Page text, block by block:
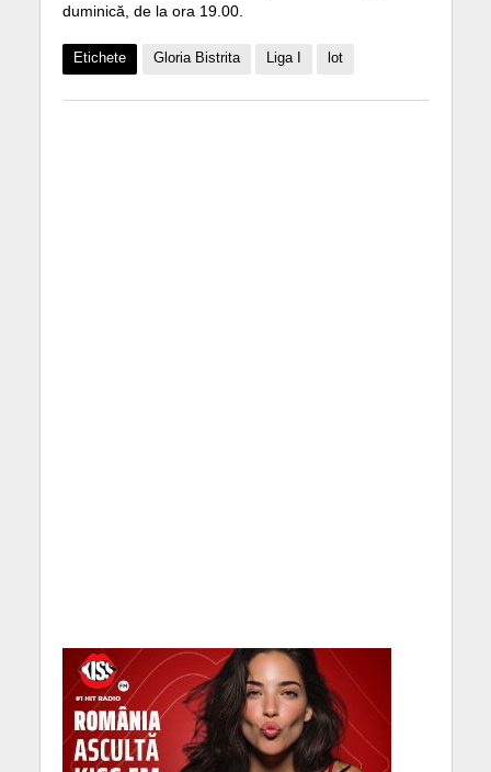
duminică, de la ora 19.00.
Etichete Gloria Bistrita Liga I lot